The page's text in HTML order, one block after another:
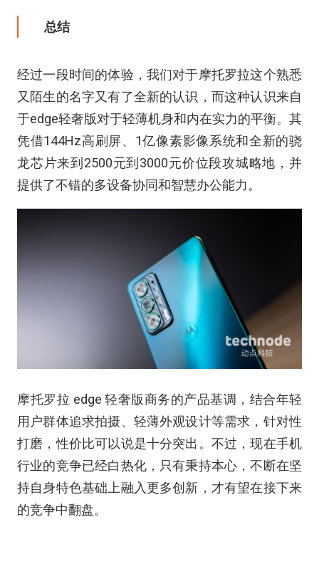
总结
经过一段时间的体验，我们对于摩托罗拉这个熟悉
又陌生的名字又有了全新的认识，而这种认识来自
于edge轻奢版对于轻薄机身和内在实力的平衡。其
凭借144Hz高刷屏、1亿像素影像系统和全新的骁
龙芯片来到2500元到3000元价位段攻城略地，并
提供了不错的多设备协同和智慧办公能力。
摩托罗拉 edge 轻奢版商务的产品基调，结合年轻
用户群体追求拍摄、轻薄外观设计等需求，针对性
打磨，性价比可以说是十分突出。不过，现在手机
行业的竞争已经白热化，只有秉持本心，不断在坚
持自身特色基础上融入更多创新，才有望在接下来
的竞争中翻盘。